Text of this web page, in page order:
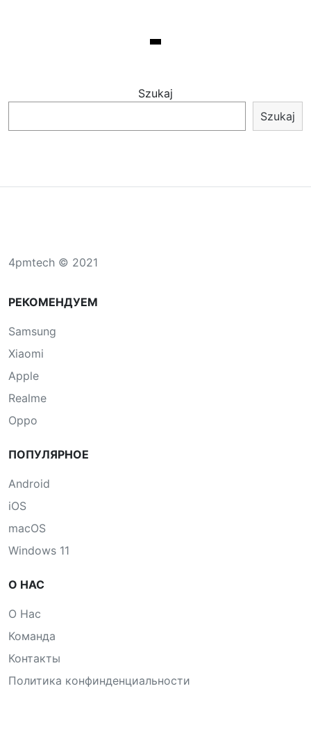
Szukaj
Szukaj
4pmtech © 2021
РЕКОМЕНДУЕМ
Samsung
Xiaomi
Apple
Realme
Oppo
ПОПУЛЯРНОЕ
Android
iOS
macOS
Windows 11
О НАС
О Нас
Команда
Контакты
Политика конфинденциальности